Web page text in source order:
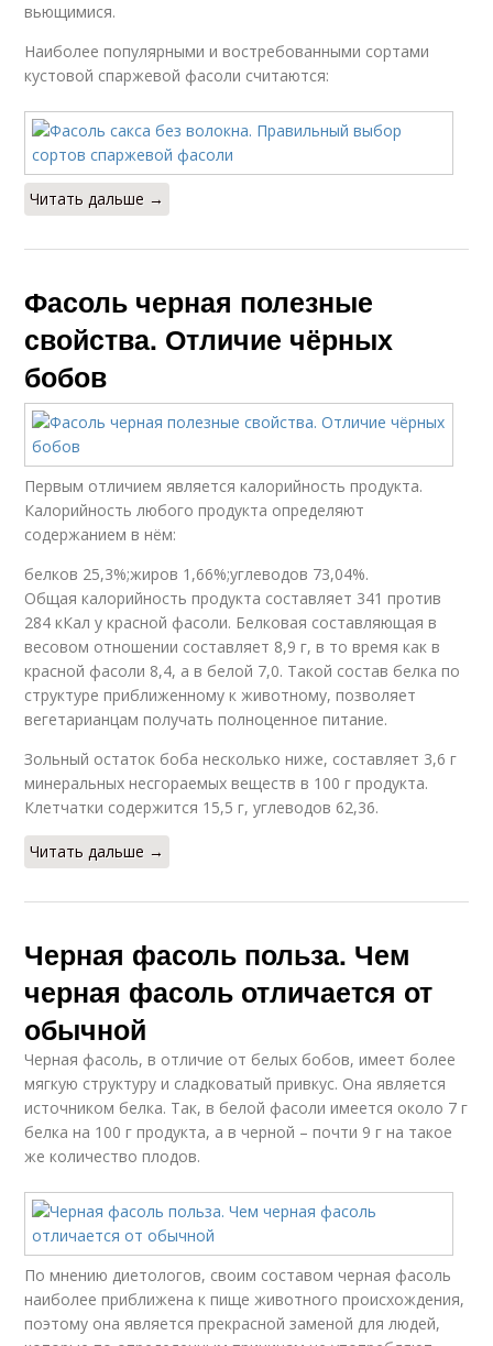
вьющимися.
Наиболее популярными и востребованными сортами
кустовой спаржевой фасоли считаются:
Читать дальше →
Фасоль черная полезные
свойства. Отличие чёрных
бобов
Первым отличием является калорийность продукта.
Калорийность любого продукта определяют
содержанием в нём:
белков 25,3%;жиров 1,66%;углеводов 73,04%.
Общая калорийность продукта составляет 341 против
284 кКал у красной фасоли. Белковая составляющая в
весовом отношении составляет 8,9 г, в то время как в
красной фасоли 8,4, а в белой 7,0. Такой состав белка по
структуре приближенному к животному, позволяет
вегетарианцам получать полноценное питание.
Зольный остаток боба несколько ниже, составляет 3,6 г
минеральных несгораемых веществ в 100 г продукта.
Клетчатки содержится 15,5 г, углеводов 62,36.
Читать дальше →
Черная фасоль польза. Чем
черная фасоль отличается от
обычной
Черная фасоль, в отличие от белых бобов, имеет более
мягкую структуру и сладковатый привкус. Она является
источником белка. Так, в белой фасоли имеется около 7 г
белка на 100 г продукта, а в черной – почти 9 г на такое
же количество плодов.
По мнению диетологов, своим составом черная фасоль
наиболее приближена к пище животного происхождения,
поэтому она является прекрасной заменой для людей,